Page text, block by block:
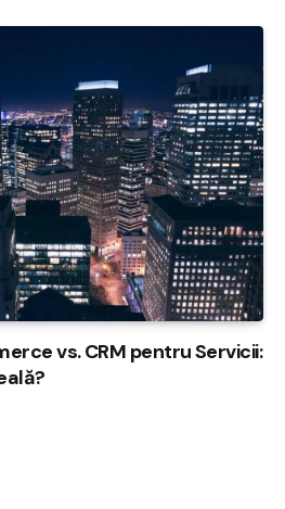
vs. CRM pentru Servicii: